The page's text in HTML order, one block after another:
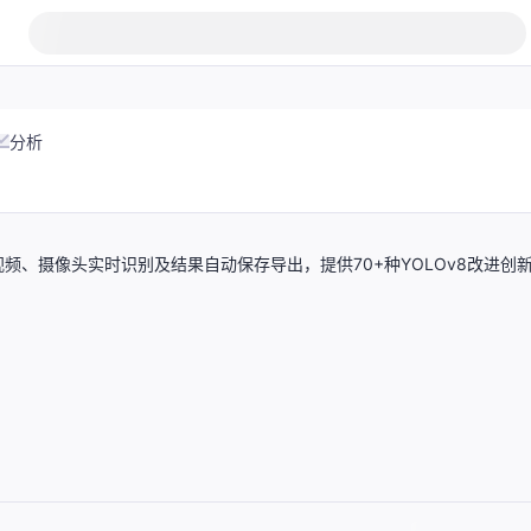
分析
、摄像头实时识别及结果自动保存导出，提供70+种YOLOv8改进创